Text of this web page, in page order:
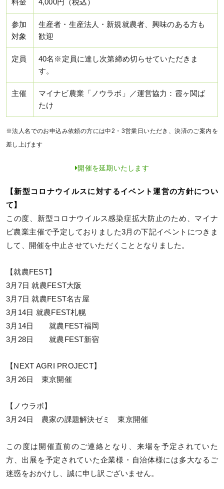
料金 4,000円（税込）
参加
対象
生産者・生産法人・新規就農者、興味のある方も
歓迎
定員
40名※定員に達し次第締め切らせていただきま
す。
主催
マイナビ農業「ノウラボ」／運営協力：霞ヶ関ば
たけ
※法人名でのお申込み依頼の方には中2・3営業日いただき、決済のご案内を
差し上げます
開催を延期いたします
【新型コロナウイルスに対するイベント運営の方針につい
て】
この度、新型コロナウイルス感染症拡大防止のため、マイナ
ビ農業主催で予定しておりました3月の下記イベントにつきま
して、開催を中止させていただくこととなりました。
【就農FEST】
3月7日 就農FEST大阪
3月7日 就農FEST名古屋
3月14日 就農FEST札幌
3月14日 就農FEST福岡
3月28日 就農FEST新宿
【NEXT AGRI PROJECT】
3月26日 東京開催
【ノウラボ】
3月24日 農家の課題解決ゼミ 東京開催
この度は開催直前のご連絡となり、来場を予定されていた
方、出展を予定されていた企業様・自治体様には多大なるご
迷惑をおかけし、誠に申し訳ございません。